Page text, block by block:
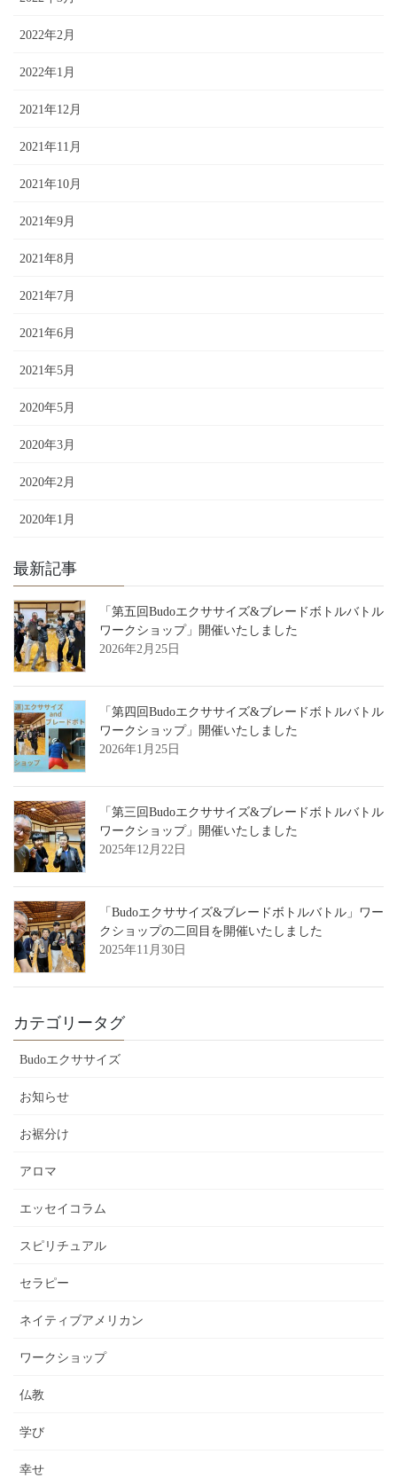
2022年2月
2022年1月
2021年12月
2021年11月
2021年10月
2021年9月
2021年8月
2021年7月
2021年6月
2021年5月
2020年5月
2020年3月
2020年2月
2020年1月
最新記事
「第五回Budoエクササイズ&ブレードボトルバトル
ワークショップ」開催いたしました
2026年2月25日
「第四回Budoエクササイズ&ブレードボトルバトル
ワークショップ」開催いたしました
2026年1月25日
「第三回Budoエクササイズ&ブレードボトルバトル
ワークショップ」開催いたしました
2025年12月22日
「Budoエクササイズ&ブレードボトルバトル」ワー
クショップの二回目を開催いたしました
2025年11月30日
カテゴリータグ
Budoエクササイズ
お知らせ
お裾分け
アロマ
エッセイコラム
スピリチュアル
セラピー
ネイティブアメリカン
ワークショップ
仏教
学び
幸せ